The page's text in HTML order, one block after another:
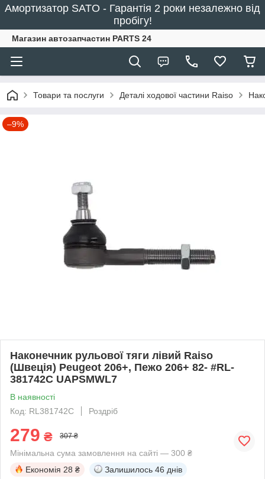
Амортизатор SATO - Гарантія 2 роки незалежно від
пробігу!
Магазин автозапчастин PARTS 24
Товари та послуги Деталі ходової частини Raiso
–9%
Наконечник рульової тяги лівий Raiso
(Швеція) Peugeot 206+, Пежо 206+ 82- #RL-
381742C UAPSMWL7
В наявності
Код: RL381742C
Роздріб
279 ₴ 307 ₴
Мінімальна сума замовлення на сайті — 300 ₴
Економія 28 ₴ Залишилось 46 днів